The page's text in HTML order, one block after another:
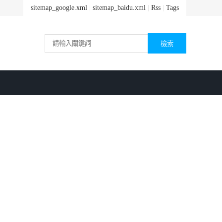
sitemap_google.xml sitemap_baidu.xml Rss Tags